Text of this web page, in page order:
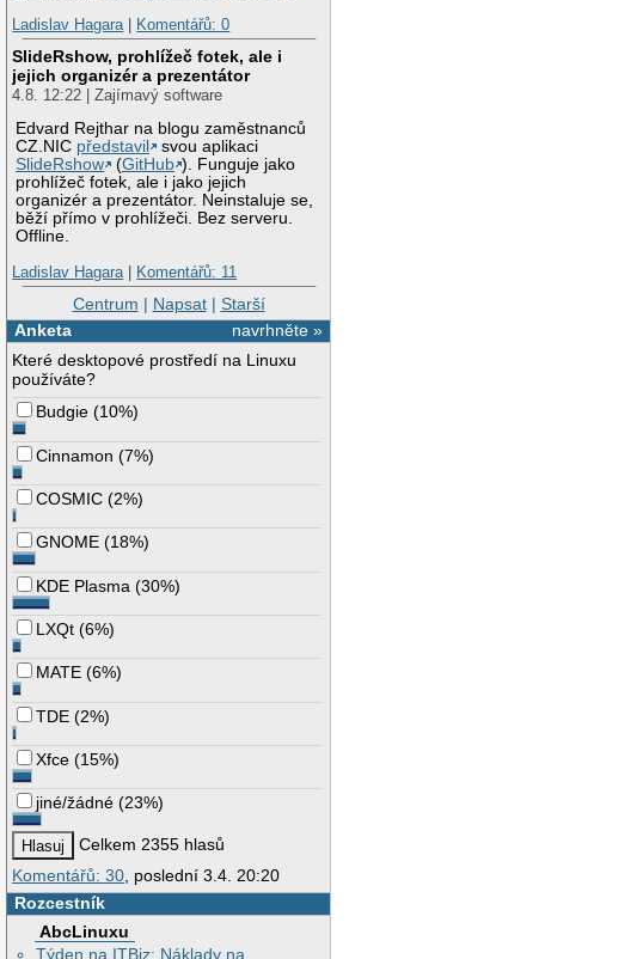
Ladislav Hagara| Komentářů: 0
SlideRshow, prohlížeč fotek, ale i
jejich organizér a prezentátor
4.8. 12:22 | Zajímavý software
Edvard Rejthar na blogu zaměstnanců
CZ.NIC představil
svou aplikaci
SlideRshow
(GitHub ). Funguje jako
prohlížeč fotek, ale i jako jejich
organizér a prezentátor. Neinstaluje se,
běží přímo v prohlížeči. Bez serveru.
Offline.
Ladislav Hagara| Komentářů: 11
Centrum | Napsat| Starší
navrhněte »
Anketa
Které desktopové prostředí na Linuxu
používáte?
Budgie (10%)
Cinnamon (7%)
COSMIC (2%)
GNOME (18%)
KDE Plasma (30%)
LXQt (6%)
MATE (6%)
TDE (2%)
Xfce (15%)
jiné/žádné (23%)
Celkem 2355 hlasů
Komentářů: 30 , poslední 3.4. 20:20
Rozcestník
AbcLinuxu
Týden na ITBiz: Náklady na